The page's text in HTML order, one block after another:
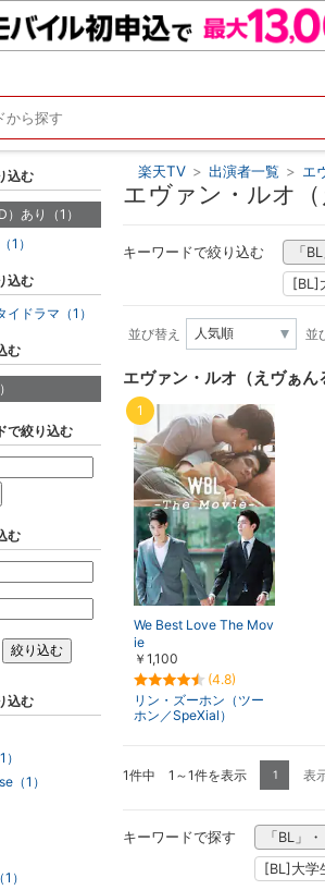
楽天TV > 出演者一覧 > エ
エヴァン・ルオ（
キーワードで絞り込む 「
[BL]
並び替え
並
エヴァン・ルオ（えヴぁん
We Best Love The Mov
ie
￥1,100
(4.8)
リン・ズーホン（ツー
ホン／SpeXial）
1
1件中 1～1件を表示 1 表
キーワードで探す 「BL」
[BL]大学
込む
あり（1）
1）
込む
ドラマ（1）
む
で絞り込む
む
込む
（1）
）